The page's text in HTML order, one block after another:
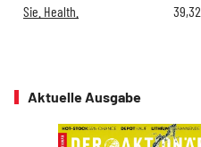
Sie. Health. 39,32
Aktuelle Ausgabe